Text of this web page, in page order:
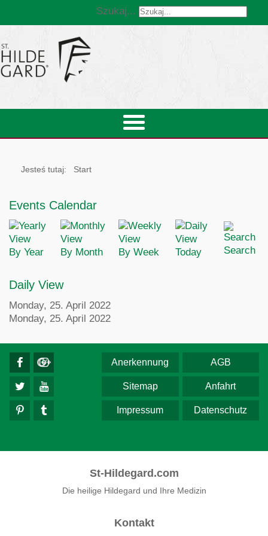
Szukaj...
Jesteś tutaj: Start
Events Calendar
By Year By Month By Week Today Search
Daily View
Monday, 25. April 2022
Monday, 25. April 2022
AGB
Anerkennung
Anfahrt
Sitemap
Datenschutz
Impressum
St-Hildegard.com
Die heilige Hildegard und Ihre Medizin
Kontakt